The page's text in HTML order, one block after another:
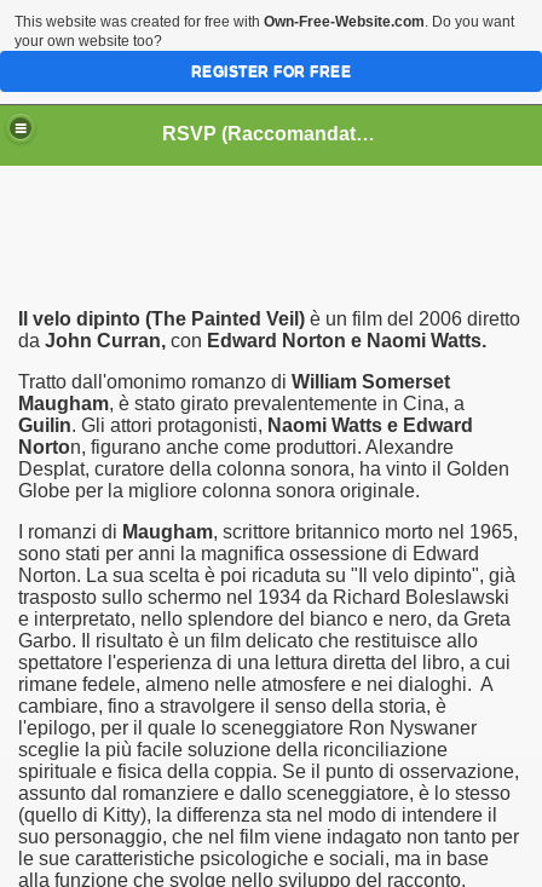
HOME BIOGRAFIE
CINEMA
DATABASE LIBRI
LIBRI
MUSICA
RSVP (Raccomandati Se Vi Piacciono)
Il velo dipinto (The Painted Veil) è un film del 2006 diretto
da John Curran, con Edward Norton e Naomi Watts.
Tratto dall'omonimo romanzo di William Somerset
Maugham, è stato girato prevalentemente in Cina, a
Guilin. Gli attori protagonisti, Naomi Watts e Edward
Norton, figurano anche come produttori. Alexandre
Desplat, curatore della colonna sonora, ha vinto il Golden
Globe per la migliore colonna sonora originale.
I romanzi di Maugham, scrittore britannico morto nel 1965,
sono stati per anni la magnifica ossessione di Edward
Norton. La sua scelta è poi ricaduta su "Il velo dipinto", già
trasposto sullo schermo nel 1934 da Richard Boleslawski
e interpretato, nello splendore del bianco e nero, da Greta
Garbo. Il risultato è un film delicato che restituisce allo
spettatore l'esperienza di una lettura diretta del libro, a cui
rimane fedele, almeno nelle atmosfere e nei dialoghi. A
cambiare, fino a stravolgere il senso della storia, è
l'epilogo, per il quale lo sceneggiatore Ron Nyswaner
sceglie la più facile soluzione della riconciliazione
spirituale e fisica della coppia. Se il punto di osservazione,
assunto dal romanziere e dallo sceneggiatore, è lo stesso
(quello di Kitty), la differenza sta nel modo di intendere il
suo personaggio, che nel film viene indagato non tanto per
le sue caratteristiche psicologiche e sociali, ma in base
alla funzione che svolge nello sviluppo del racconto.
edizione del Premio Strega.
non piu esordiente, bensi ampiamente radicato nel
l'esordio enigmatico e avvincente di Marcello
Se Ti Piacciono nel mese di Aprile 2013.
di quella che dovrebbe essere la quadrilogia di Carlos
lingue, le sue opere hanno conquistato milioni di
This website was created for free with Own-Free-Website.com. Do you want
your own website too?
REGISTER FOR FREE